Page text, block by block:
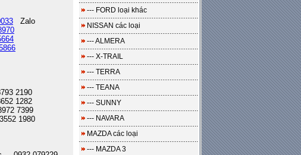
Zalo
2190
1282
7399
1980
--- FORD loại khác
NISSAN các loại
--- ALMERA
--- X-TRAIL
--- TERRA
--- TEANA
--- SUNNY
--- NAVARA
MAZDA các loại
--- MAZDA 3